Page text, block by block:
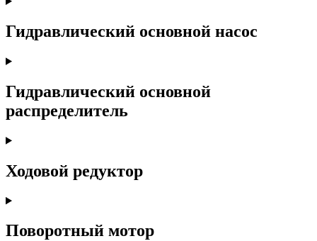
Гидравлический основной насос
Гидравлический основной
распределитель
Ходовой редуктор
Поворотный мотор